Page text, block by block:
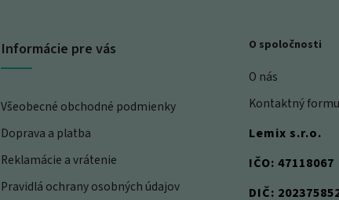
Informácie pre vás
Všeobecné obchodné podmienky
Doprava a platba
Reklamácie a vrátenie
Pravidlá ochrany osobných údajov
O spoločnosti
O nás
Kontaktný
Lemix s.r.o.
IČO: 47118067
DIČ: